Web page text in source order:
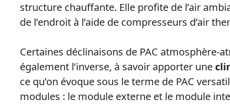
structure chauffante. Elle profite de l’air
de l’endroit à l’aide de compresseurs d’air
Certaines déclinaisons de PAC atmosphère-
également l’inverse, à savoir apporter une
ce qu’on évoque sous le terme de PAC
modules : le module externe et le module